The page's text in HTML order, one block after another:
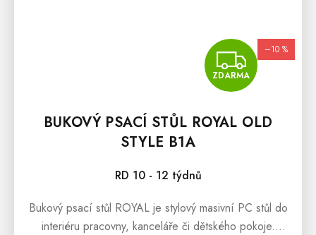
ZDARMA
–10 %
BUKOVÝ PSACÍ STŮL ROYAL OLD
STYLE B1A
RD 10 - 12 týdnů
Bukový psací stůl ROYAL je stylový masivní PC stůl do
interiéru pracovny, kanceláře či dětského pokoje.